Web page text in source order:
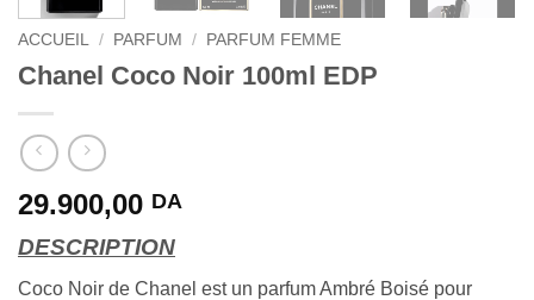
ACCUEIL / PARFUM / PARFUM FEMME
Chanel Coco Noir 100ml EDP
29.900,00 DA
DESCRIPTION
Coco Noir de Chanel est un parfum Ambré Boisé pour